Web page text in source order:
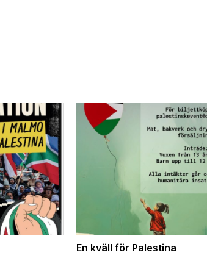
En kväll för Palestina